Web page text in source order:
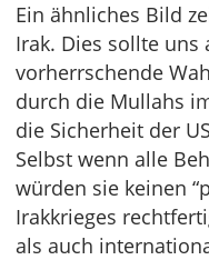
Ein ähnliches Bild
Irak. Dies sollte uns
vorherrschende
durch die Mullahs
die Sicherheit der
Selbst wenn alle
würden sie keinen
Irakkrieges
als auch